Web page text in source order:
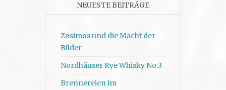
NEUESTE BEITRÄGE
Zosimos und die Macht der
Bilder
Nordhäuser Rye Whisky No.3
Brennereien im